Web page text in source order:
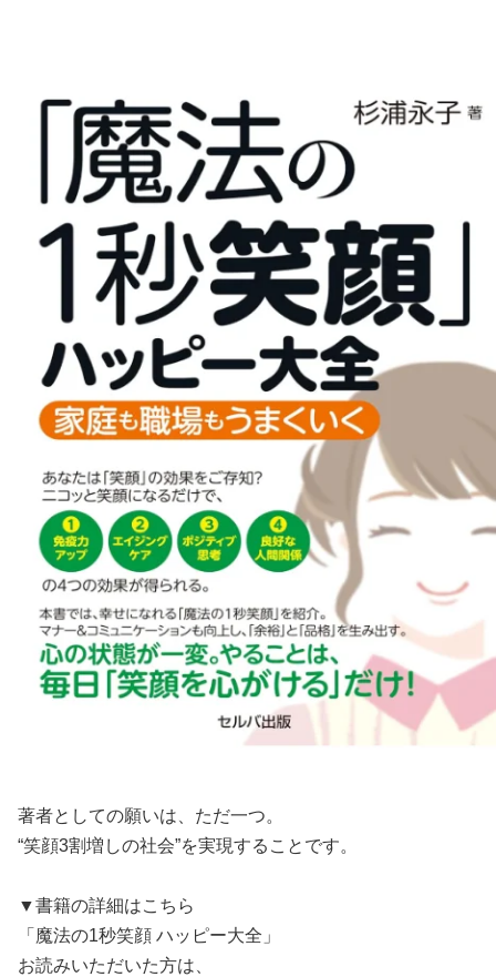
著者としての願いは、ただ一つ。
“笑顔3割増しの社会”を実現することです。
▼書籍の詳細はこちら
「魔法の1秒笑顔 ハッピー大全」
お読みいただいた方は、